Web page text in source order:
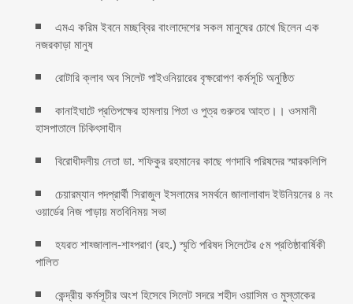
এমএ করিম ইবনে মচ্ছব্বির বাংলাদেশের সকল মানুষের চোখে ছিলেন এক
নজরকাড়া মানুষ ‎
রোটারি ক্লাব অব সিলেট পাইওনিয়ারের বৃক্ষরোপণ কর্মসূচি অনুষ্ঠিত
কানাইঘাটে প্রতিপক্ষের হামলায় পিতা ও পুত্র গুরুতর আহত।। ওসমানী
হাসপাতালে চিকিৎসাধীন
বিরোধীদলীয় নেতা ডা. শফিকুর রহমানের কাছে গণদাবি পরিষদের স্মারকলিপি ‎
চেয়ারম্যান পদপ্রার্থী সিরাজুল ইসলামের সমর্থনে জালালাবাদ ইউনিয়নের ৪ নং
ওয়ার্ডের নিজ পাড়ায় মতবিনিময় সভা
হযরত শাহ্জালাল-শাহ্পরাণ (রহ.) স্মৃতি পরিষদ সিলেটের ৫ম প্রতিষ্ঠাবার্ষিকী
পালিত ‎​
কেন্দ্রীয় কর্মসূচীর অংশ হিসেবে সিলেট সদরে শহীদ ওয়াসিম ও মুস্তাকের